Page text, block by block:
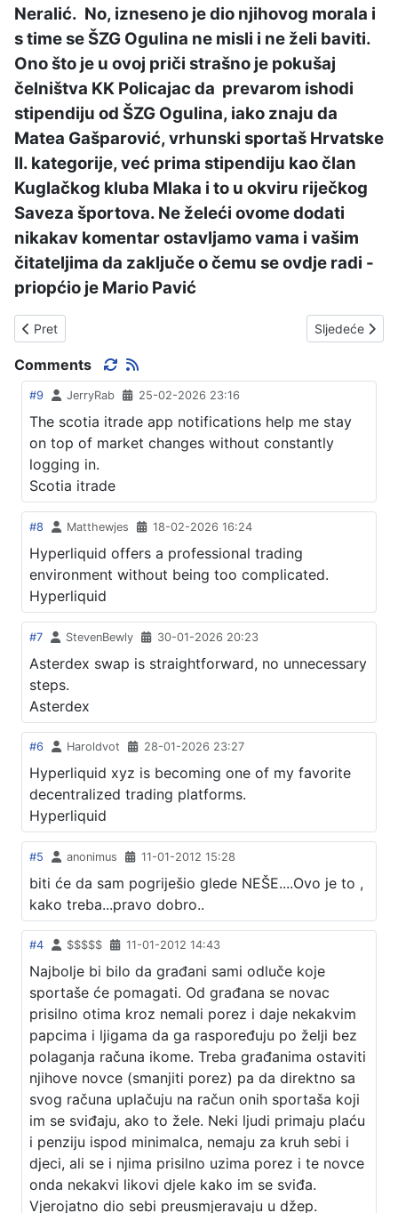
Neralić. No, izneseno je dio njihovog morala i
s time se ŠZG Ogulina ne misli i ne želi baviti.
Ono što je u ovoj priči strašno je pokušaj
čelništva KK Policajac da prevarom ishodi
stipendiju od ŠZG Ogulina, iako znaju da
Matea Gašparović, vrhunski sportaš Hrvatske
II. kategorije, već prima stipendiju kao član
Kuglačkog kluba Mlaka i to u okviru riječkog
Saveza športova. Ne želeći ovome dodati
nikakav komentar ostavljamo vama i vašim
čitateljima da zaključe o čemu se ovdje radi -
priopćio je Mario Pavić
Prethodni članak: OPET JOVO NANOVO
Pret Sljedeći
Sljedeće
Comments
#9 JerryRab 25-02-2026 23:16
The scotia itrade app notifications help me stay
on top of market changes without constantly
logging in.
Scotia itrade
#8 Matthewjes 18-02-2026 16:24
Hyperliquid offers a professional trading
environment without being too complicated.
Hyperliquid
#7 StevenBewly 30-01-2026 20:23
Asterdex swap is straightforward, no unnecessary
steps.
Asterdex
#6 Haroldvot 28-01-2026 23:27
Hyperliquid xyz is becoming one of my favorite
decentralized trading platforms.
Hyperliquid
#5 anonimus 11-01-2012 15:28
biti će da sam pogriješio glede NEŠE....Ovo je to ,
kako treba...pravo dobro..
#4 $$$$$ 11-01-2012 14:43
Najbolje bi bilo da građani sami odluče koje
sportaše će pomagati. Od građana se novac
prisilno otima kroz nemali porez i daje nekakvim
papcima i ljigama da ga raspoređuju po želji bez
polaganja računa ikome. Treba građanima ostaviti
njihove novce (smanjiti porez) pa da direktno sa
svog računa uplačuju na račun onih sportaša koji
im se sviđaju, ako to žele. Neki ljudi primaju plaću
i penziju ispod minimalca, nemaju za kruh sebi i
djeci, ali se i njima prisilno uzima porez i te novce
onda nekakvi likovi djele kako im se sviđa.
Vjerojatno dio sebi preusmjeravaju u džep.